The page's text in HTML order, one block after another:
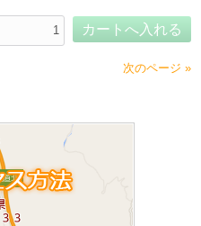
次のページ »